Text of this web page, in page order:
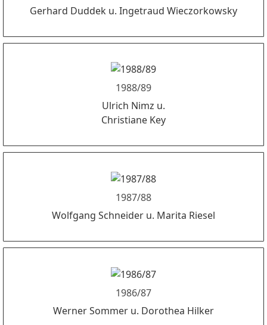
Gerhard Duddek u. Ingetraud Wieczorkowsky
1988/89
Ulrich Nimz u.
Christiane Key
1987/88
Wolfgang Schneider u. Marita Riesel
1986/87
Werner Sommer u. Dorothea Hilker